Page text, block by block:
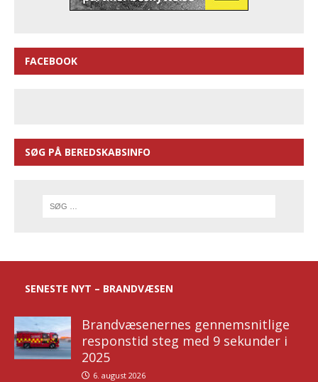
FACEBOOK
SØG PÅ BEREDSKABSINFO
SENESTE NYT – BRANDVÆSEN
Brandvæsenernes gennemsnitlige
responstid steg med 9 sekunder i
2025
6. august 2026